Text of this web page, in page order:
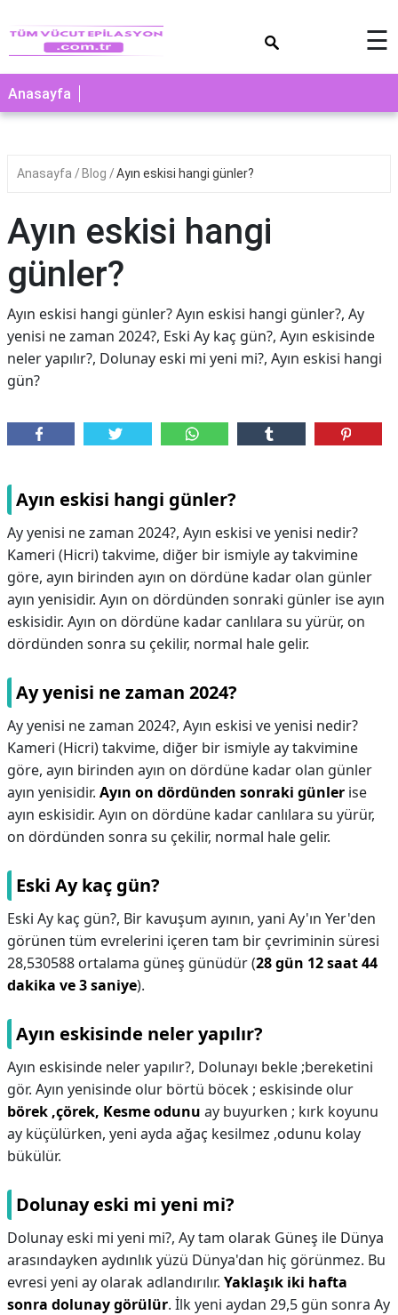
☰
Anasayfa
Anasayfa Blog Ayın eskisi hangi günler?
Ayın eskisi hangi
günler?
Ayın eskisi hangi günler? Ayın eskisi hangi günler?, Ay
yenisi ne zaman 2024?, Eski Ay kaç gün?, Ayın eskisinde
neler yapılır?, Dolunay eski mi yeni mi?, Ayın eskisi hangi
gün?
Ayın eskisi hangi günler?
Ay yenisi ne zaman 2024?, Ayın eskisi ve yenisi nedir?
Kameri (Hicri) takvime, diğer bir ismiyle ay takvimine
göre, ayın birinden ayın on dördüne kadar olan günler
ayın yenisidir. Ayın on dördünden sonraki günler ise ayın
eskisidir. Ayın on dördüne kadar canlılara su yürür, on
dördünden sonra su çekilir, normal hale gelir.
Ay yenisi ne zaman 2024?
Ay yenisi ne zaman 2024?, Ayın eskisi ve yenisi nedir?
Kameri (Hicri) takvime, diğer bir ismiyle ay takvimine
göre, ayın birinden ayın on dördüne kadar olan günler
ayın yenisidir. Ayın on dördünden sonraki günler ise
ayın eskisidir. Ayın on dördüne kadar canlılara su yürür,
on dördünden sonra su çekilir, normal hale gelir.
Eski Ay kaç gün?
Eski Ay kaç gün?, Bir kavuşum ayının, yani Ay'ın Yer'den
görünen tüm evrelerini içeren tam bir çevriminin süresi
28,530588 ortalama güneş günüdür (28 gün 12 saat 44
dakika ve 3 saniye).
Ayın eskisinde neler yapılır?
Ayın eskisinde neler yapılır?, Dolunayı bekle ;bereketini
gör. Ayın yenisinde olur börtü böcek ; eskisinde olur
börek ,çörek, Kesme odunu ay buyurken ; kırk koyunu
ay küçülürken, yeni ayda ağaç kesilmez ,odunu kolay
bükülür.
Dolunay eski mi yeni mi?
Dolunay eski mi yeni mi?, Ay tam olarak Güneş ile Dünya
arasındayken aydınlık yüzü Dünya'dan hiç görünmez. Bu
evresi yeni ay olarak adlandırılır. Yaklaşık iki hafta
sonra dolunay görülür. İlk yeni aydan 29,5 gün sonra Ay